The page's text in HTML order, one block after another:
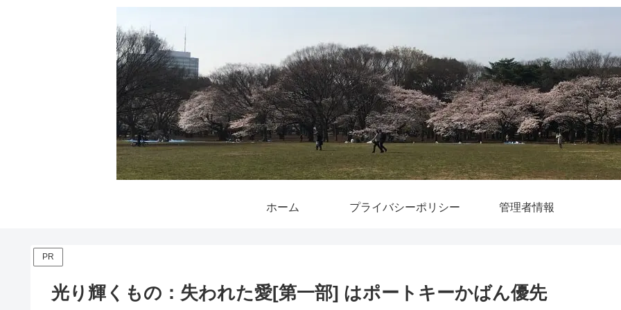
ホーム プライバシーポリシー 管理者情報
PR
光り輝くもの：失われた愛[第一部] はポートキーかばん優先